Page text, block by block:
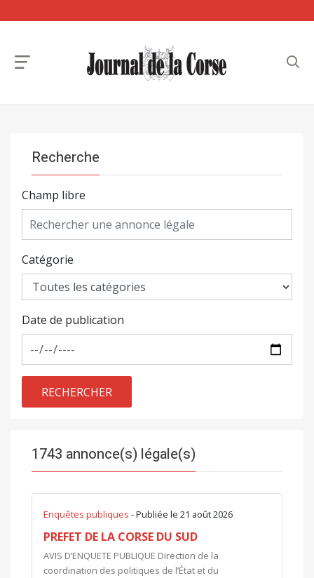
1743 annonce(s) légale(s)
Enquêtes publiques - Publiée le 21 août 2026
PREFET DE LA CORSE DU SUD
AVIS D’ENQUETE PUBLIQUE Direction de la
coordination des politiques de l’État et du
Recherche
Champ libre
Catégorie
Date de publication
RECHERCHER